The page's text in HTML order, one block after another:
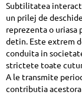
Subtilitatea
un prilej de
reprezenta o uriasa
detin. Este extrem
conduita in
strictete toate
A le transmite
contributia acestora